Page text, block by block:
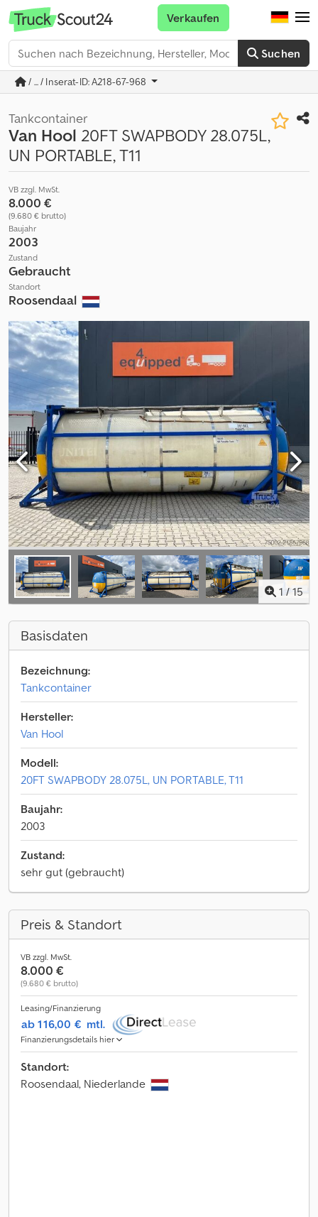
Suchen
Verkaufen
/ ... / Inserat-ID: A218-67-968
Tankcontainer
Van Hool 20FT SWAPBODY 28.075L,
UN PORTABLE, T11
VB zzgl. MwSt.
8.000 €
(9.680 € brutto)
Baujahr
2003
Zustand
Gebraucht
Standort
Roosendaal
1 / 15
Basisdaten
Bezeichnung:
Tankcontainer
Hersteller:
Van Hool
Modell:
20FT SWAPBODY 28.075L, UN PORTABLE, T11
Baujahr:
2003
Zustand:
sehr gut (gebraucht)
Preis & Standort
VB zzgl. MwSt.
8.000 €
(9.680 € brutto)
Leasing/Finanzierung
ab 116,00 € mtl.
Finanzierungsdetails hier
Standort:
Roosendaal, Niederlande